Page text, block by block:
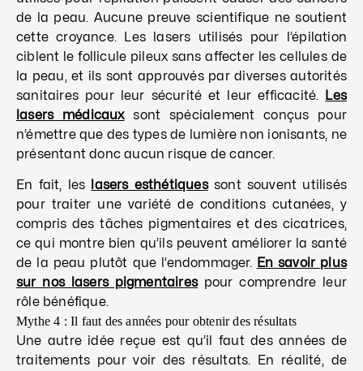
de la peau. Aucune preuve scientifique ne soutient
cette croyance. Les lasers utilisés pour l’épilation
ciblent le follicule pileux sans affecter les cellules de
la peau, et ils sont approuvés par diverses autorités
sanitaires pour leur sécurité et leur efficacité.
Les
lasers médicauxsont spécialement conçus pour
n’émettre que des types de lumière non ionisants, ne
présentant donc aucun risque de cancer.
En fait, les lasers esthétiquessont souvent utilisés
pour traiter une variété de conditions cutanées, y
compris des tâches pigmentaires et des cicatrices,
ce qui montre bien qu’ils peuvent améliorer la santé
de la peau plutôt que l’endommager.
En savoir plus
sur nos lasers pigmentairespour comprendre leur
rôle bénéfique.
Mythe 4 : Il faut des années pour obtenir des résultats
Une autre idée reçue est qu’il faut des années de
traitements pour voir des résultats. En réalité, de